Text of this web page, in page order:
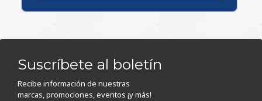
Suscríbete al boletín
Recibe información de nuestras
marcas, promociones, eventos ¡y más!